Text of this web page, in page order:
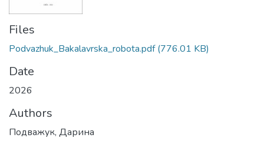
Files
Podvazhuk_Bakalavrska_robota.pdf(776.01 KB)
Date
2026
Authors
Подважук, Дарина